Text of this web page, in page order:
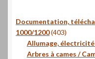
Documentation,
1000/1200 403403
produits
Allumage,
Arbres à cames /